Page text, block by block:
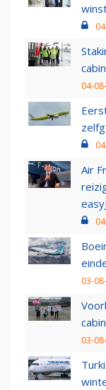
04-
Air
03-
03-